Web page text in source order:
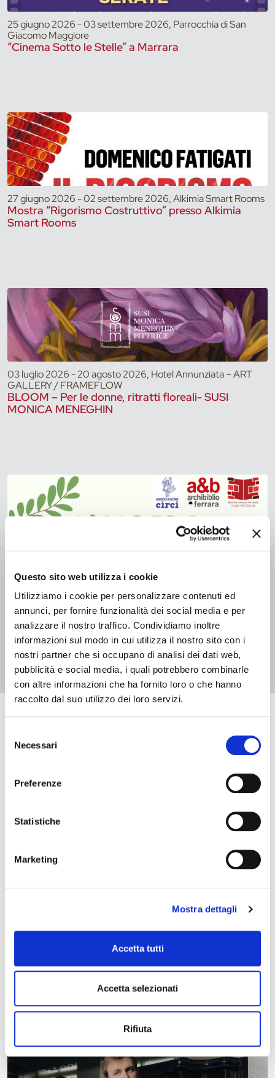
Questo sito web utilizza i cookie
Utilizziamo i cookie per personalizzare contenuti ed
annunci, per fornire funzionalità dei social media e per
analizzare il nostro traffico. Condividiamo inoltre
informazioni sul modo in cui utilizza il nostro sito con i
nostri partner che si occupano di analisi dei dati web,
pubblicità e social media, i quali potrebbero combinarle
con altre informazioni che ha fornito loro o che hanno
raccolto dal suo utilizzo dei loro servizi.
delNecessari
Preferenze
Statistiche
Marketing
Mostra dettagli
Accetta tutti
Accetta selezionati
Rifiuta
25 giugno 2026 - 03 settembre 2026, Parrocchia di San
Giacomo Maggiore
“Cinema Sotto le Stelle” a Marrara
27 giugno 2026 - 02 settembre 2026, Alkimia Smart Rooms
Mostra “Rigorismo Costruttivo” presso Alkimia
Smart Rooms
03 luglio 2026 - 20 agosto 2026, Hotel Annunziata – ART
GALLERY / FRAMEFLOW
BLOOM – Per le donne, ritratti floreali- SUSI
MONICA MENEGHIN
L’Albero delle storie 2026 – Biblioteca Casa Niccolini
1 2
Eventi in arrivo
Data e ora di inizio
01 dicembre 2026, Acquedotto Monumentale Ferrara